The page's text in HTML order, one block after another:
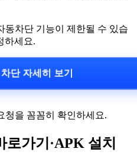
동차단 기능이 제한될 수 있습
하세요.
단 자세히 보기
청을 꼼꼼히 확인하세요.
로가기·APK 설치